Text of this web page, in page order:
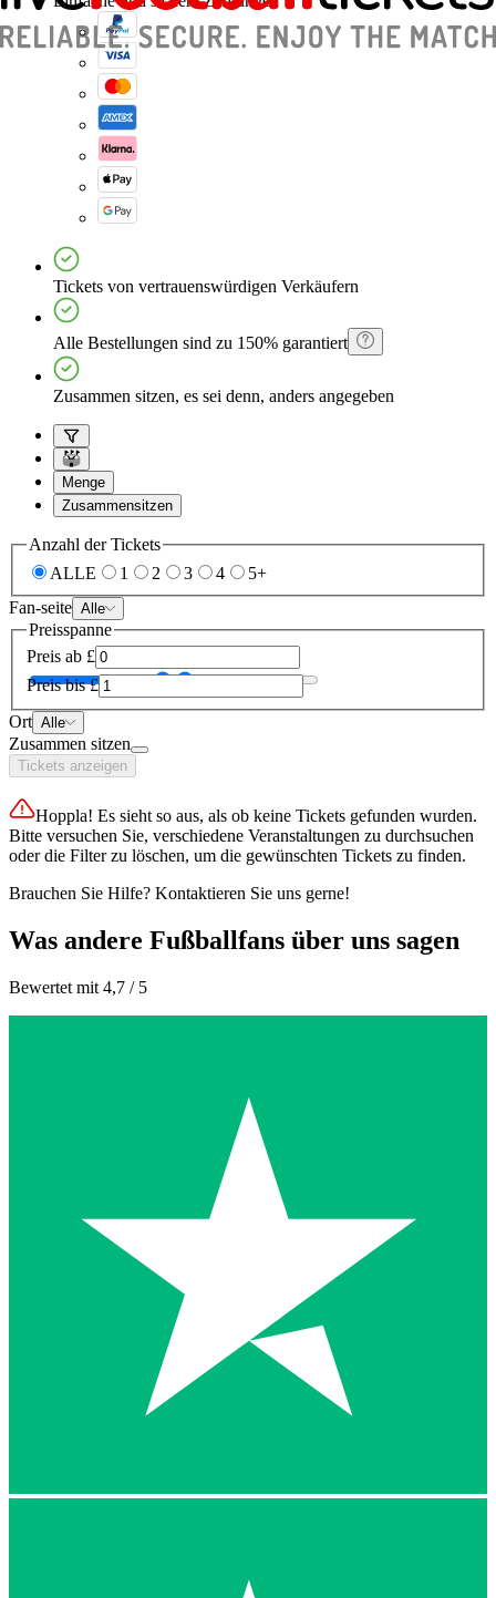
Tickets von vertrauenswürdigen Verkäufern
Alle Bestellungen sind zu 150% garantiert
Zusammen sitzen, es sei denn, anders angegeben
Menge
Zusammensitzen
Anzahl der Tickets
ALLE
1 2 3 4
5+
Fan-seite Alle
Preisspanne
Preis ab £
Preis bis £
Ort Alle
Zusammen sitzen
Tickets anzeigen
Hoppla! Es sieht so aus, als ob keine Tickets gefunden wurden.
Bitte versuchen Sie, verschiedene Veranstaltungen zu durchsuchen
oder die Filter zu löschen, um die gewünschten Tickets zu finden.
Brauchen Sie Hilfe? Kontaktieren Sie uns gerne!
Was andere Fußballfans über uns sagen
Bewertet mit 4,7 / 5